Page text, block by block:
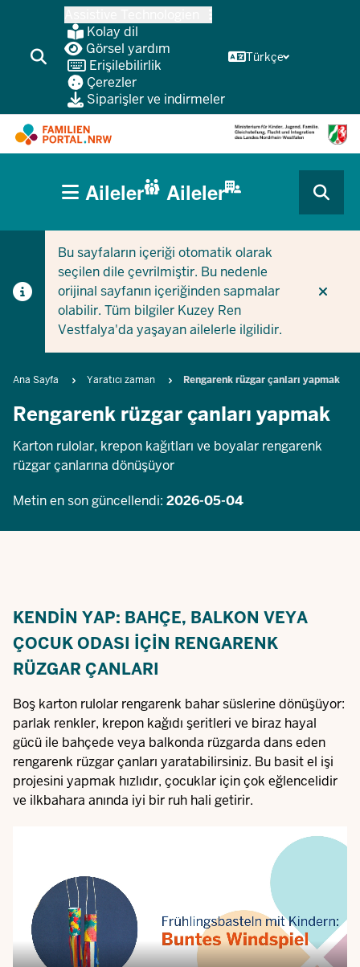
Kolay dil
Görsel yardım
Erişilebilirlik
Çerezler
Siparişler ve indirmeler
Türkçe
CURRENT SECTION AILELER IÇIN
CURRENT SECTION ŞIRKETLER/BELEDIYELER IÇIN
HAUPTNAVIGATION
(BÜRGERBEREICH
Aileler Aileler
Bu sayfaların içeriği otomatik olarak
seçilen dile çevrilmiştir. Bu nedenle
orijinal sayfanın içeriğinden sapmalar
olabilir. Tüm bilgiler Kuzey Ren
Vestfalya'da yaşayan ailelerle ilgilidir.
Breadcrumb
Ana Sayfa Yaratıcı zaman Rengarenk rüzgar çanları yapmak
Rengarenk rüzgar çanları yapmak
Karton rulolar, krepon kağıtları ve boyalar rengarenk
rüzgar çanlarına dönüşüyor
Metin en son güncellendi: 2026-05-04
KENDIN YAP: BAHÇE, BALKON VEYA
ÇOCUK ODASI IÇIN RENGARENK
RÜZGAR ÇANLARI
Boş karton rulolar rengarenk bahar süslerine dönüşüyor:
parlak renkler, krepon kağıdı şeritleri ve biraz hayal
gücü ile bahçede veya balkonda rüzgarda dans eden
rengarenk rüzgar çanları yaratabilirsiniz. Bu basit el işi
projesini yapmak hızlıdır, çocuklar için çok eğlencelidir
ve ilkbahara anında iyi bir ruh hali getirir.